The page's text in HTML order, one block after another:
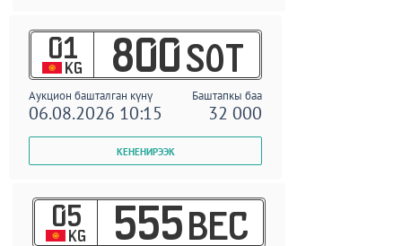
01
KG 800 SOT
Аукцион башталган күнү Баштапкы баа
06.08.2026 10:15 32 000
05
KG 555 BEC